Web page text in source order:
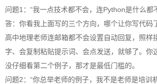
问题1：“我一点技术都不会，连Python是什么都
答：你看我上面写的三个方向，哪个让你写代码
高中地理老师连邮箱都不会设置自动回复，照样
字、会复制粘贴提示词、会点发送，就够了。你
没仔细看第二个例子，那才是最低门槛的。
问题2：“你总举老师的例子，我不是老师是培训